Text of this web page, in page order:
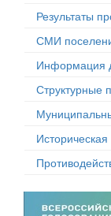
Результаты
СМИ
Информация
Структурные
Историческая